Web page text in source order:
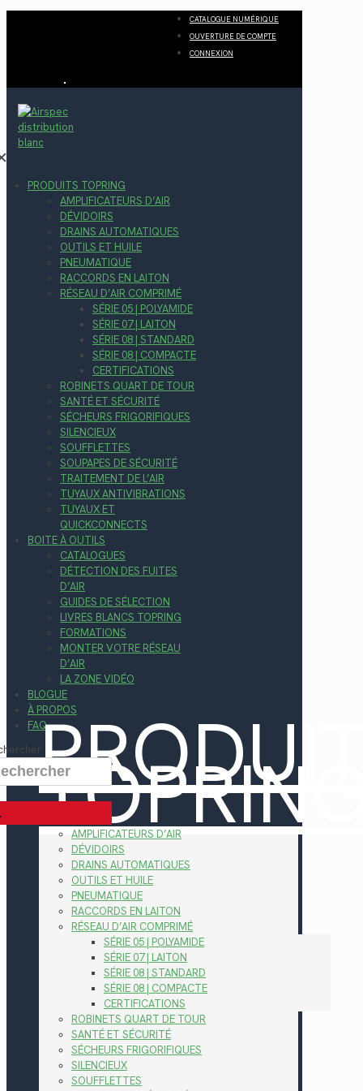
CATALOGUE NUMÉRIQUE
OUVERTURE DE COMPTE
CONNEXION
PRODUITS TOPRING
AMPLIFICATEURS D’AIR
DÉVIDOIRS
DRAINS AUTOMATIQUES
OUTILS ET HUILE
PNEUMATIQUE
RACCORDS EN LAITON
RÉSEAU D’AIR COMPRIMÉ
SÉRIE 05 | POLYAMIDE
SÉRIE 07 | LAITON
SÉRIE 08 | STANDARD
SÉRIE 08 | COMPACTE
CERTIFICATIONS
ROBINETS QUART DE TOUR
SANTÉ ET SÉCURITÉ
SÉCHEURS FRIGORIFIQUES
SILENCIEUX
SOUFFLETTES
SOUPAPES DE SÉCURITÉ
TRAITEMENT DE L’AIR
TUYAUX ANTIVIBRATIONS
TUYAUX ET
QUICKCONNECTS
BOITE À OUTILS
CATALOGUES
DÉTECTION DES FUITES
D’AIR
GUIDES DE SÉLECTION
LIVRES BLANCS TOPRING
FORMATIONS
MONTER VOTRE RÉSEAU
D’AIR
LA ZONE VIDÉO
BLOGUE
À PROPOS
FAQ
AMPLIFICATEURS D’AIR
DÉVIDOIRS
DRAINS AUTOMATIQUES
OUTILS ET HUILE
PNEUMATIQUE
RACCORDS EN LAITON
RÉSEAU D’AIR COMPRIMÉ
SÉRIE 05 | POLYAMIDE
SÉRIE 07 | LAITON
SÉRIE 08 | STANDARD
SÉRIE 08 | COMPACTE
CERTIFICATIONS
ROBINETS QUART DE TOUR
SANTÉ ET SÉCURITÉ
SÉCHEURS FRIGORIFIQUES
SILENCIEUX
SOUFFLETTES